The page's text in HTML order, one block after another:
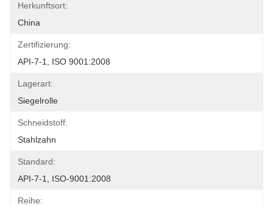
Herkunftsort:
China
Zertifizierung:
API-7-1, ISO 9001:2008
Lagerart:
Siegelrolle
Schneidstoff:
Stahlzahn
Standard:
API-7-1, ISO-9001:2008
Reihe: